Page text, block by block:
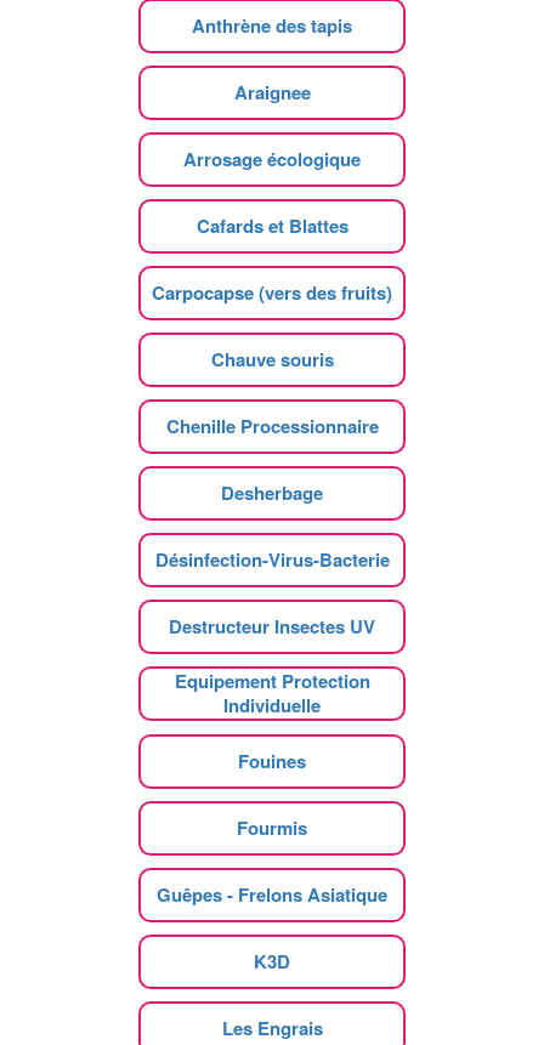
Anthrène des tapis
Araignee
Arrosage écologique
Cafards et Blattes
Carpocapse (vers des fruits)
Chauve souris
Chenille Processionnaire
Desherbage
Désinfection-Virus-Bacterie
Destructeur Insectes UV
Equipement Protection
Individuelle
Fouines
Fourmis
Guêpes - Frelons Asiatique
K3D
Les Engrais